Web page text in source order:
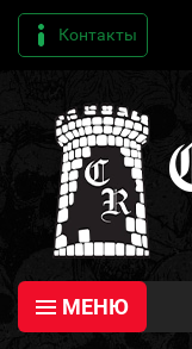
Контакты
МЕНЮ